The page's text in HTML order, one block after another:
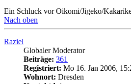
Ein Schluck vor Oikomi/Jigeko/
Nach oben
Raziel
Globaler Moderator
Beiträge: 361
Registriert: Mo 16. Jan 2006,
Wohnort: Dresden